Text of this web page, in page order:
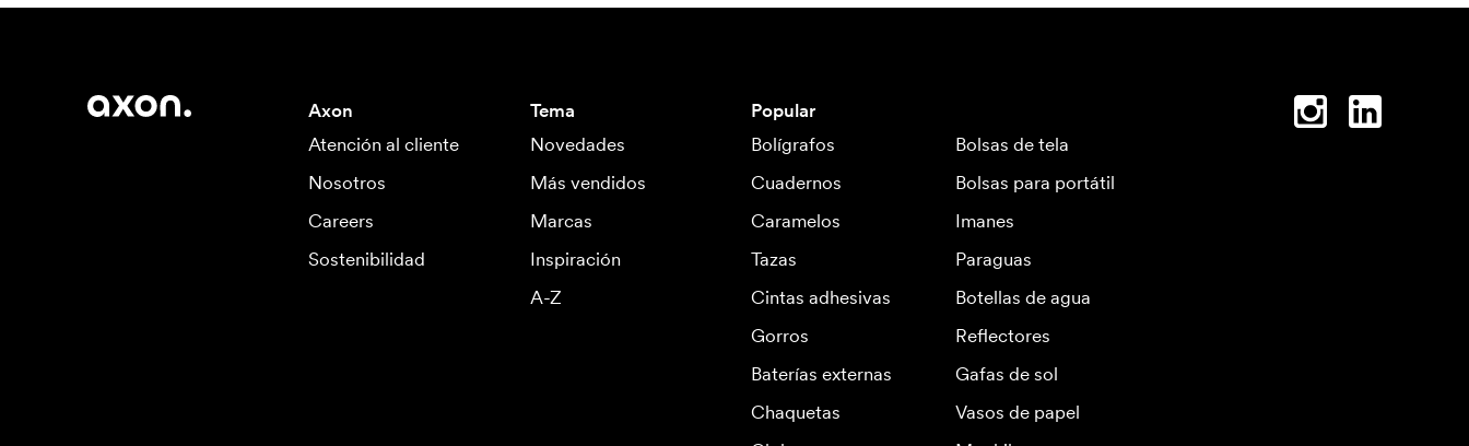
Axon
Atención al cliente
Nosotros
Careers
Sostenibilidad
Tema
Novedades
Más vendidos
Marcas
Inspiración
A-Z
Popular
Bolígrafos
Bolsas de tela
Cuadernos
Bolsas para portátil
Caramelos
Imanes
Tazas
Paraguas
Cintas adhesivas
Botellas de agua
Gorros
Reflectores
Baterías externas
Gafas de sol
Chaquetas
Vasos de papel